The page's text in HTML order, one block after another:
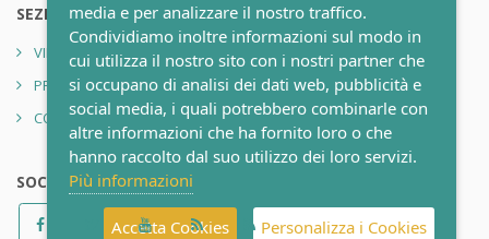
SEZIONI
VIDEO
PRIVACY POLICY
CONTATTI
SOCIAL
media e per analizzare il nostro traffico.
Condividiamo inoltre informazioni sul modo in
cui utilizza il nostro sito con i nostri partner che
si occupano di analisi dei dati web, pubblicità e
social media, i quali potrebbero combinarle con
altre informazioni che ha fornito loro o che
hanno raccolto dal suo utilizzo dei loro servizi.
Più informazioni
Accetta Cookies Personalizza i Cookies